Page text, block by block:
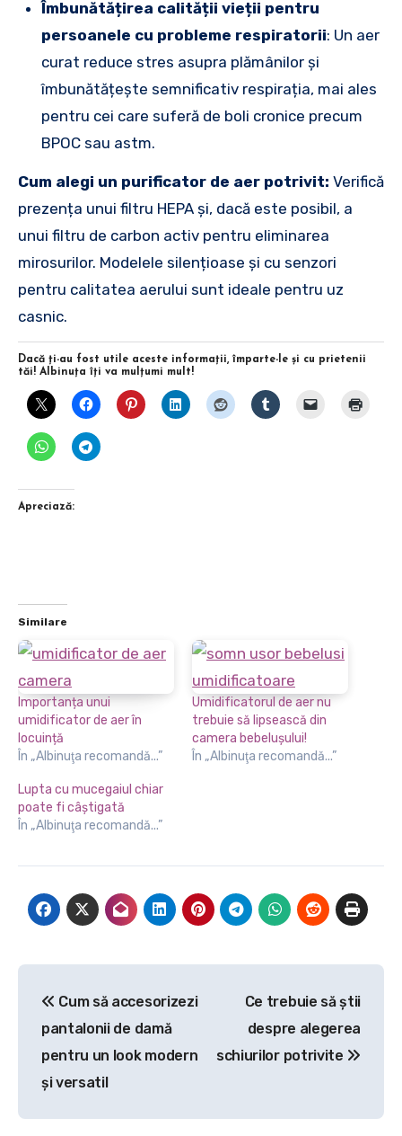
Îmbunătățirea calității vieții pentru
persoanele cu probleme respiratorii: Un aer
curat reduce stres asupra plămânilor și
îmbunătățește semnificativ respirația, mai ales
pentru cei care suferă de boli cronice precum
BPOC sau astm.
Cum alegi un purificator de aer potrivit: Verifică
prezența unui filtru HEPA și, dacă este posibil, a
unui filtru de carbon activ pentru eliminarea
mirosurilor. Modelele silențioase și cu senzori
pentru calitatea aerului sunt ideale pentru uz
casnic.
Dacă ţi-au fost utile aceste informaţii, împarte-le şi cu prietenii
tăi! Albinuţa îţi va mulţumi mult!
Apreciază:
Similare
Importanța unui
umidificator de aer în
locuință
În „Albinuţa recomandă...”
Umidificatorul de aer nu
trebuie să lipsească din
camera bebeluşului!
În „Albinuţa recomandă...”
Lupta cu mucegaiul chiar
poate fi câștigată
În „Albinuţa recomandă...”
articole
Cum să accesorizezi
pantalonii de damă
pentru un look modern
și versatil
Ce trebuie să știi
despre alegerea
schiurilor potrivite